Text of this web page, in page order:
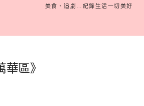
美食、追劇…紀錄生活一切美好
區》